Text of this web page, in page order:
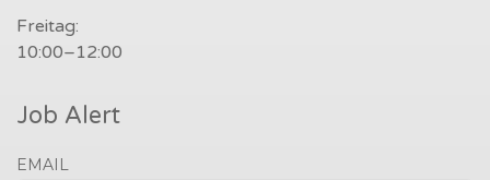
Freitag:
10:00–12:00
Job Alert
EMAIL